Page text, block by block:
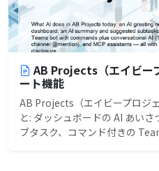
AB Projects（エイビー
ート機能
AB Projects（エイビープロジ
と: ダッシュボードの AI あい
ブタスク、コマンド付きの